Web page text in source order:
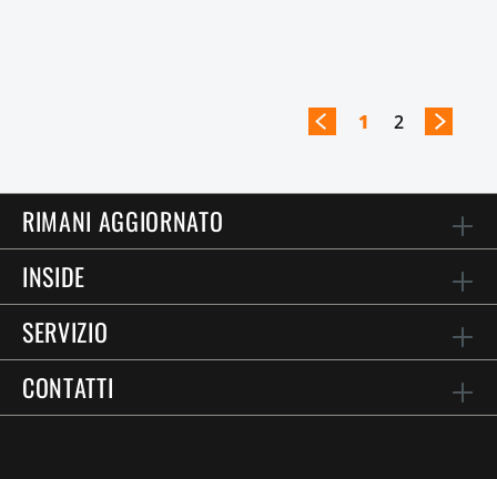
1 2
RIMANI AGGIORNATO
INSIDE
SERVIZIO
CONTATTI